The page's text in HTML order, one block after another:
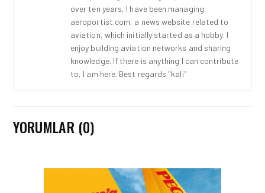
over ten years, I have been managing
aeroportist.com, a news website related to
aviation, which initially started as a hobby. I
enjoy building aviation networks and sharing
knowledge. If there is anything I can contribute
to, I am here. Best regards "kali"
YORUMLAR (0)
HAVACILIK • 06 AĞU 2026